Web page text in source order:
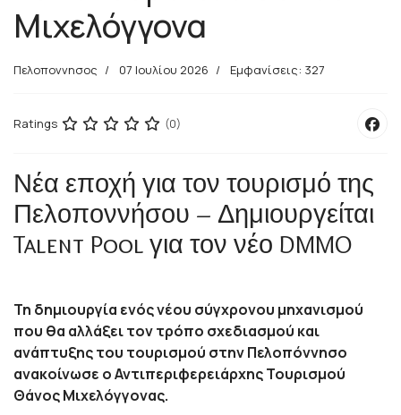
Μιχελόγγονα
Πελοποννησος 07 Ιουλίου 2026 Εμφανίσεις: 327
Ratings (0)
Νέα εποχή για τον τουρισμό της
Πελοποννήσου – Δημιουργείται
Talent Pool για τον νέο DMMO
Τη δημιουργία ενός νέου σύγχρονου μηχανισμού
που θα αλλάξει τον τρόπο σχεδιασμού και
ανάπτυξης του τουρισμού στην Πελοπόννησο
ανακοίνωσε ο Αντιπεριφερειάρχης Τουρισμού
Θάνος Μιχελόγγονας.